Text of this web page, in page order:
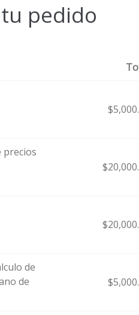
pedido
$
precios
$
$
de
de
$